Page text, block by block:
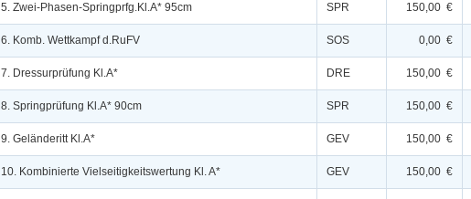
5. Zwei-Phasen-Springprfg.Kl.A* 95cm SPR 150,00 €
6. Komb. Wettkampf d.RuFV SOS 0,00 €
7. Dressurprüfung Kl.A* DRE 150,00 €
8. Springprüfung Kl.A* 90cm SPR 150,00 €
9. Geländeritt Kl.A* GEV 150,00 €
10. Kombinierte Vielseitigkeitswertung Kl. A* GEV 150,00 €